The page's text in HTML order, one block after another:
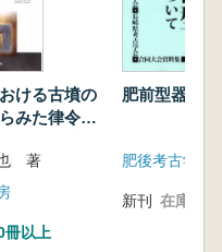
後円墳
地域経営
ける古墳の
みた律令国
著
冊以上
肥前型器台
新刊 在庫なし